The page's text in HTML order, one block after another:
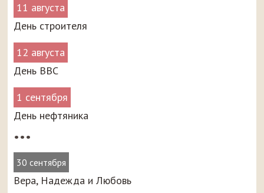
11 августа
День строителя
12 августа
День ВВС
1 сентября
День нефтяника
•••
30 сентября
Вера, Надежда и Любовь